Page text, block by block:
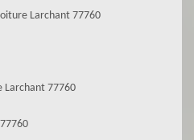
Larchant 77760
Larchant 77760